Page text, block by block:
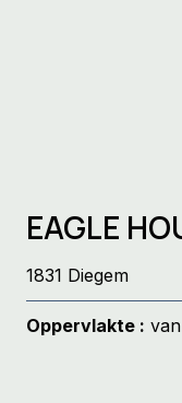
EAGLE
1831 Diegem
Oppervlakte :